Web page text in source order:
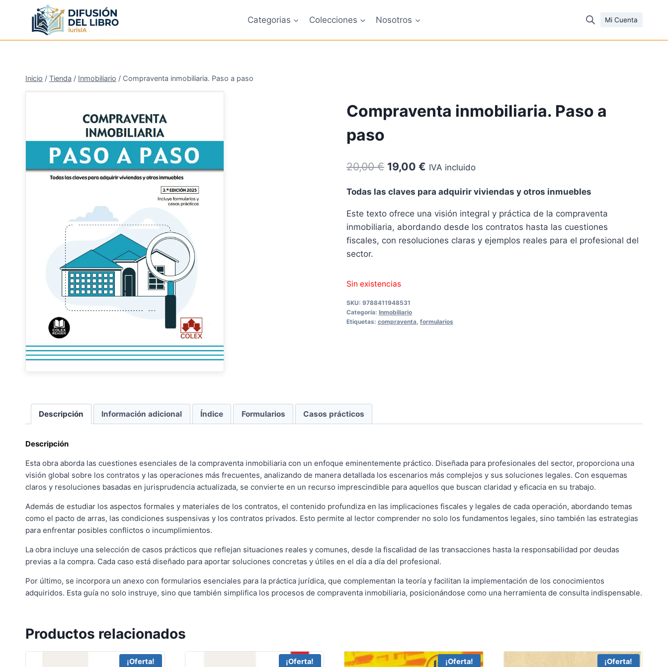
contenido
Categorias Colecciones Nosotros Mi Cuenta
Inicio / Tienda / Inmobiliario / Compraventa inmobiliaria. Paso a paso
Compraventa inmobiliaria. Paso a
paso
20,00€ El
original
era:
20,00 €.
19,00 €El
actual
es:
19,00 €.
IVA incluido
Todas las claves para adquirir viviendas y otros inmuebles
Este texto ofrece una visión integral y práctica de la compraventa
inmobiliaria, abordando desde los contratos hasta las cuestiones
fiscales, con resoluciones claras y ejemplos reales para el profesional del
sector.
Sin existencias
SKU: 9788411948531
Categoría: Inmobiliario
Etiquetas: compraventa, formularios
Descripción Información adicional Índice Formularios Casos prácticos
Descripción
Esta obra aborda las cuestiones esenciales de la compraventa inmobiliaria con un enfoque eminentemente práctico. Diseñada para profesionales del sector, proporciona una
visión global sobre los contratos y las operaciones más frecuentes, analizando de manera detallada los escenarios más complejos y sus soluciones legales. Con esquemas
claros y resoluciones basadas en jurisprudencia actualizada, se convierte en un recurso imprescindible para aquellos que buscan claridad y eficacia en su trabajo.
Además de estudiar los aspectos formales y materiales de los contratos, el contenido profundiza en las implicaciones fiscales y legales de cada operación, abordando temas
como el pacto de arras, las condiciones suspensivas y los contratos privados. Esto permite al lector comprender no solo los fundamentos legales, sino también las estrategias
para enfrentar posibles conflictos o incumplimientos.
La obra incluye una selección de casos prácticos que reflejan situaciones reales y comunes, desde la fiscalidad de las transacciones hasta la responsabilidad por deudas
previas a la compra. Cada caso está diseñado para aportar soluciones concretas y útiles en el día a día del profesional.
Por último, se incorpora un anexo con formularios esenciales para la práctica jurídica, que complementan la teoría y facilitan la implementación de los conocimientos
adquiridos. Esta guía no solo instruye, sino que también simplifica los procesos de compraventa inmobiliaria, posicionándose como una herramienta de consulta indispensable.
Productos relacionados
¡Oferta! ¡Oferta! ¡Oferta! ¡Oferta!